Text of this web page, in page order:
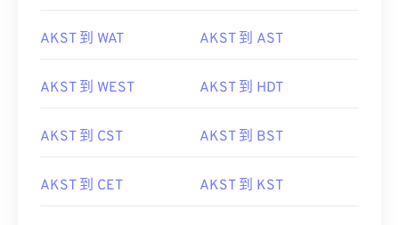
AKST 到 WAT AKST 到 AST
AKST 到 WEST AKST 到 HDT
AKST 到 CST AKST 到 BST
AKST 到 CET AKST 到 KST